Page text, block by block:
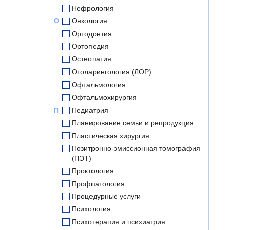
Нефрология
О
Онкология
Ортодонтия
Ортопедия
Остеопатия
Отоларингология (ЛОР)
Офтальмология
Офтальмохирургия
П
Педиатрия
Планирование семьи и репродукция
Пластическая хирургия
Позитронно-эмиссионная томография
(ПЭТ)
Проктология
Профпатология
Процедурные услуги
Психология
Психотерапия и психиатрия